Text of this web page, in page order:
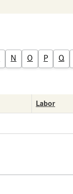
N O P Q
Labor